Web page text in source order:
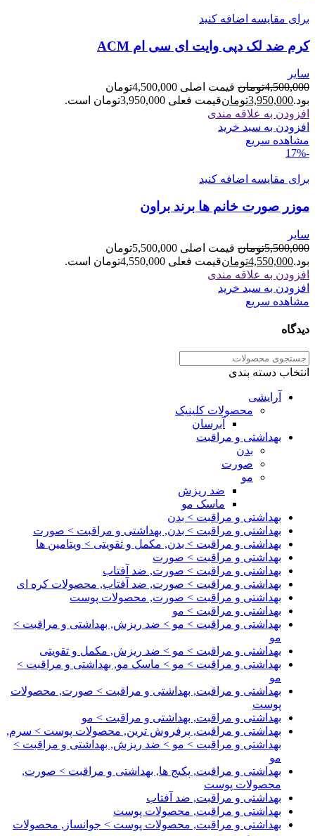
برای مقایسه اضافه کنید
کرم ضد لک دپی وایت ای سی ام ACM
سایر
4,500,000تومان
قیمت اصلی 4,500,000تومان
بود.3,950,000تومانقیمت فعلی 3,950,000تومان است.
افزودن به علاقه مندی
افزودن به سبد خرید
مشاهده سریع
-17%
برای مقایسه اضافه کنید
موزر صورت خانم ها برند براون
سایر
5,500,000تومان
قیمت اصلی 5,500,000تومان
بود.4,550,000تومانقیمت فعلی 4,550,000تومان است.
افزودن به علاقه مندی
افزودن به سبد خرید
مشاهده سریع
دیدگاه
انتخاب دسته بندی
آرایشی
محصولات کلینیک
آبرسان
بهداشتی و مراقبت
بدن
صورت
مو
ضد ریزش
ماسک مو
بهداشتی و مراقبت > بدن
بهداشتی و مراقبت > بدن, بهداشتی و مراقبت > صورت
بهداشتی و مراقبت > بدن, مکمل و تقویتی > ویتامین ها
بهداشتی و مراقبت > صورت
بهداشتی و مراقبت > صورت, ضد آفتاب
بهداشتی و مراقبت > صورت, ضد آفتاب, محصولات کره ای
بهداشتی و مراقبت > صورت, محصولات پوست
بهداشتی و مراقبت > مو
بهداشتی و مراقبت > مو > ضد ریزش, بهداشتی و مراقبت >
مو
بهداشتی و مراقبت > مو > ضد ریزش, مکمل و تقویتی
بهداشتی و مراقبت > مو > ماسک مو, بهداشتی و مراقبت >
مو
بهداشتی و مراقبت, بهداشتی و مراقبت > صورت, محصولات
پوست
بهداشتی و مراقبت, بهداشتی و مراقبت > مو
بهداشتی و مراقبت, پرفروش ترین, محصولات پوست > سرم,
بهداشتی و مراقبت > مو > ضد ریزش, بهداشتی و مراقبت >
مو
بهداشتی و مراقبت, پکیج ها, بهداشتی و مراقبت > صورت,
محصولات پوست
بهداشتی و مراقبت, ضد آفتاب
بهداشتی و مراقبت, محصولات پوست
بهداشتی و مراقبت, محصولات پوست > جوانساز, محصولات